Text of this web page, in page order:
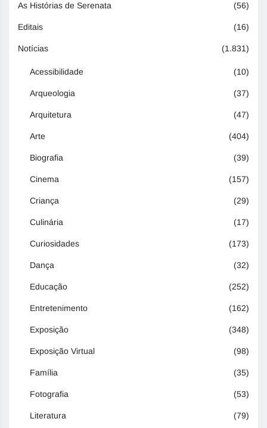
As Histórias de Serenata (56)
Editais (16)
Notícias (1.831)
Acessibilidade (10)
Arqueologia (37)
Arquitetura (47)
Arte (404)
Biografia (39)
Cinema (157)
Criança (29)
Culinária (17)
Curiosidades (173)
Dança (32)
Educação (252)
Entretenimento (162)
Exposição (348)
Exposição Virtual (98)
Família (35)
Fotografia (53)
Literatura (79)